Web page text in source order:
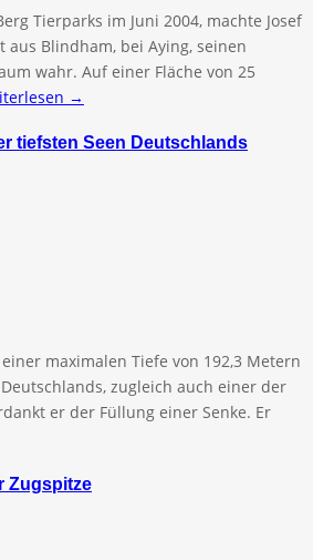
Tierparks im Juni 2004, machte Josef
aus Blindham, bei Aying, seinen
wahr. Auf einer Fläche von 25
→
tiefsten Seen Deutschlands
maximalen Tiefe von 192,3 Metern
zugleich auch einer der
er der Füllung einer Senke. Er
Zugspitze